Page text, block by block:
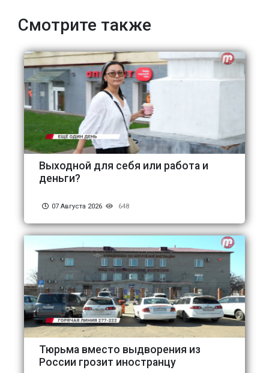
Смотрите также
Выходной для себя или работа и
деньги?
07 Августа 2026 648
Тюрьма вместо выдворения из
России грозит иностранцу